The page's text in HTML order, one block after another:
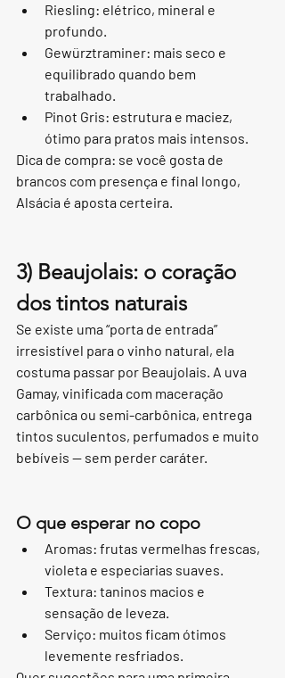
Riesling: elétrico, mineral e
profundo.
Gewürztraminer: mais seco e
equilibrado quando bem
trabalhado.
Pinot Gris: estrutura e maciez,
ótimo para pratos mais intensos.
Dica de compra: se você gosta de
brancos com presença e final longo,
Alsácia é aposta certeira.
3) Beaujolais: o coração
dos tintos naturais
Se existe uma “porta de entrada”
irresistível para o vinho natural, ela
costuma passar por Beaujolais. A uva
Gamay, vinificada com maceração
carbônica ou semi-carbônica, entrega
tintos suculentos, perfumados e muito
bebíveis — sem perder caráter.
O que esperar no copo
Aromas: frutas vermelhas frescas,
violeta e especiarias suaves.
Textura: taninos macios e
sensação de leveza.
Serviço: muitos ficam ótimos
levemente resfriados.